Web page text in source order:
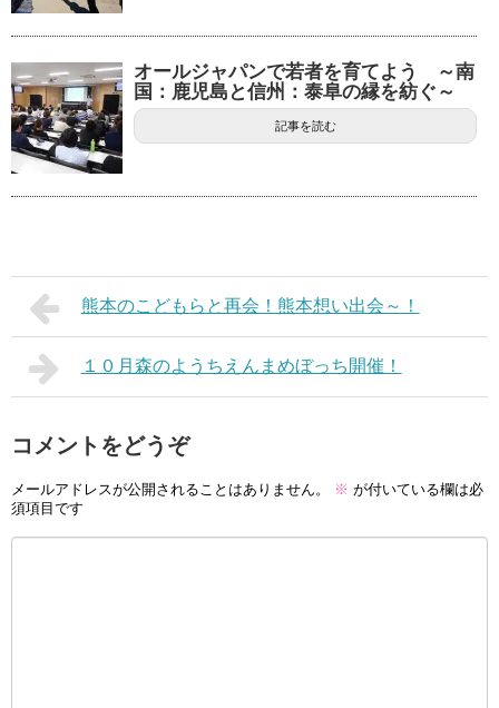
オールジャパンで若者を育てよう ～南
国：鹿児島と信州：泰阜の縁を紡ぐ～
記事を読む
熊本のこどもらと再会！熊本想い出会～！
１０月森のようちえんまめぼっち開催！
コメントをどうぞ
メールアドレスが公開されることはありません。 ※ が付いている欄は必
須項目です